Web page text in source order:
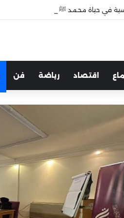
في حياة محمد ﷺ وبعد وفاته”
اقتصاد رياضة فن